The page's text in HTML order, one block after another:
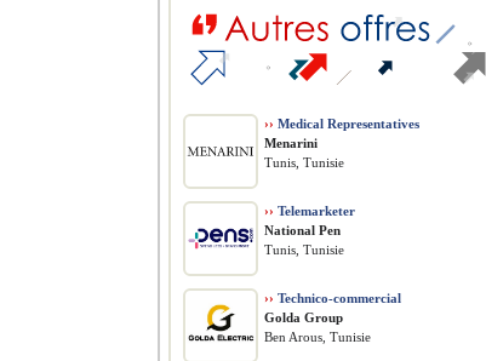
›› Medical Representatives
Menarini
Tunis, Tunisie
›› Telemarketer
National Pen
Tunis, Tunisie
›› Technico-commercial
Golda Group
Ben Arous, Tunisie